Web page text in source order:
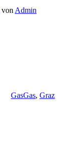
von Admin
GasGas, Graz